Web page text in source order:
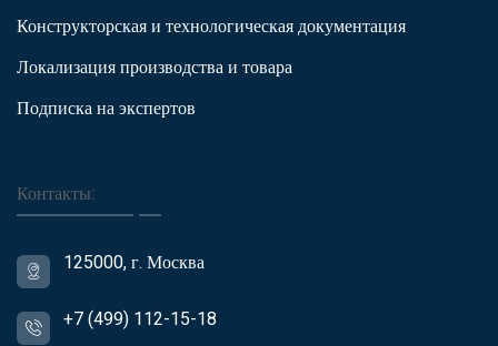
Конструкторская и технологическая документация
Локализация производства и товара
Подписка на экспертов
Контакты:
125000, г. Москва
+7 (499) 112-15-18